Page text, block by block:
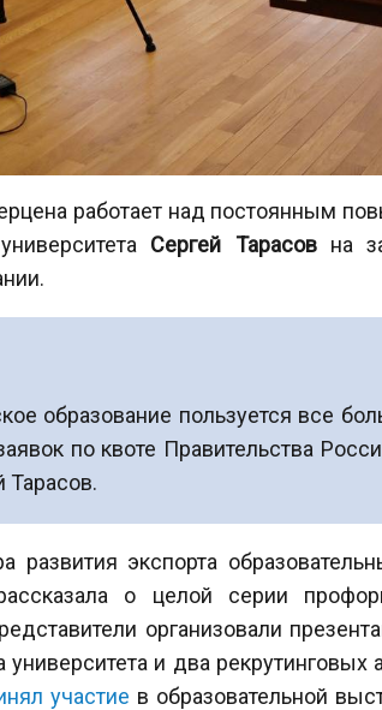
работает над постоянным
Сергей Тарасовна
образование пользуется все
по квоте Правительства
Тарасов.
развития экспорта
рассказала о целой серии
организовали
и два
участие в образовательной